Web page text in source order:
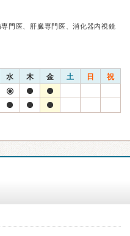
門医、肝臓専門医、消化器内視鏡
水 木 金 土 日 祝